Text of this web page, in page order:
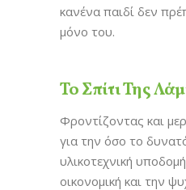
κανένα παιδί δεν
μόνο του.
Το Σπίτι Της
Φροντίζοντας και
για την όσο το
υλικοτεχνική
οικονομική και την